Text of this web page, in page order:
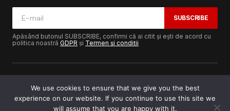
SUBSCRIBE
Apăsând butonul SUBSCRIBE, confirmi că ai citit și ești de acord cu
politica noastră GDPR și Termen și condiții
Copyright © 2017-2025Lugojeanul.ro· Toate drepturile
rezervate · Dezvoltat dePower Media FX
We use cookies to ensure that we give you the best
experience on our website. If you continue to use this site we
will assume that you are happy with it.